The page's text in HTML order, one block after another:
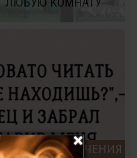
РАЗВЛЕЧЕНИЯ